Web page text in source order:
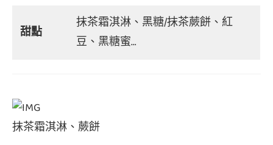
甜點
抹茶霜淇淋、黑糖/抹茶蕨餅、紅
豆、黑糖蜜…
抹茶霜淇淋、蕨餅